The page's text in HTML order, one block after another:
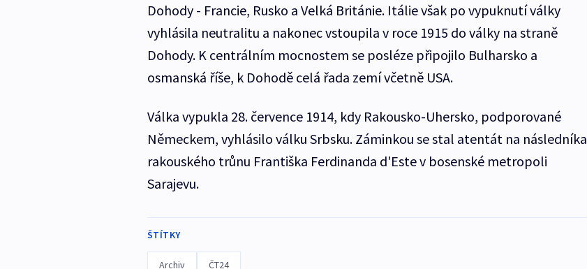
Dohody - Francie, Rusko a Velká Británie. Itálie však po vypuknutí války
vyhlásila neutralitu a nakonec vstoupila v roce 1915 do války na straně
Dohody. K centrálním mocnostem se posléze připojilo Bulharsko a
osmanská říše, k Dohodě celá řada zemí včetně USA.
Válka vypukla 28. července 1914, kdy Rakousko-Uhersko, podporované
Německem, vyhlásilo válku Srbsku. Záminkou se stal atentát na následníka
rakouského trůnu Františka Ferdinanda d'Este v bosenské metropoli
Sarajevu.
ŠTÍTKY
Archiv ČT24